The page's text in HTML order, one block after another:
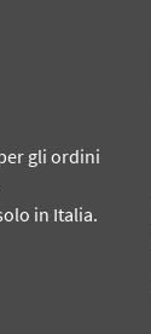
gli ordini
in Italia.